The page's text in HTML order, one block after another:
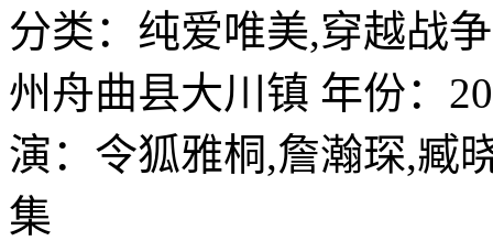
分类： 纯爱唯美,穿越战
州舟曲县大川镇 年份：
演： 令狐雅桐,詹瀚琛,臧
集